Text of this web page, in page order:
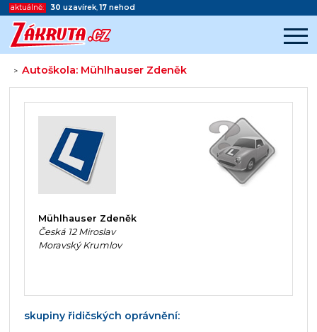
aktuálně: 30 uzavírek,17 nehod
>Autoškola: Mühlhauser Zdeněk
Začátek reklamy
Konec reklamy
Mühlhauser Zdeněk
Česká 12 Miroslav
Moravský Krumlov
skupiny řidičských oprávnění: